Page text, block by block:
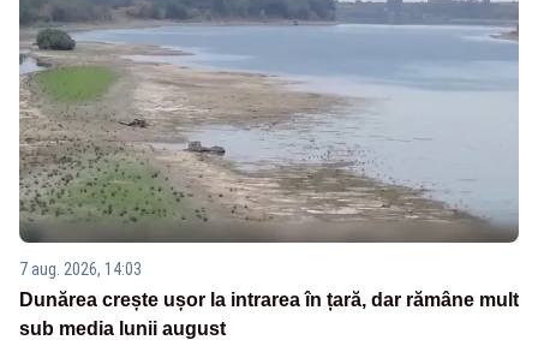
7 aug. 2026, 14:03
Dunărea crește ușor la intrarea în țară, dar rămâne mult
sub media lunii august